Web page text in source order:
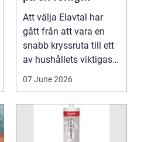
elmarknad
Att välja Elavtal har
gått från att vara en
snabb kryssruta till ett
av hushållets viktigaste
ekonom...
07 June 2026